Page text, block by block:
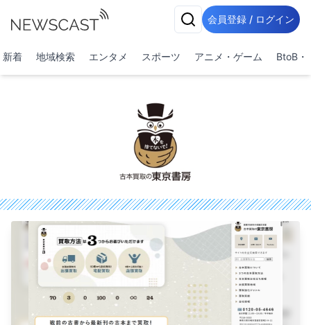
会員登録 / ログイン
新着 地域検索 エンタメ スポーツ アニメ・ゲーム BtoB・